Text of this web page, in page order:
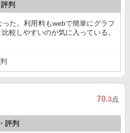
判
った。利用料もwebで簡単にグラフ
較しやすいのが気に入っている。
70.3点
評判